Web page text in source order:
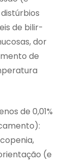
de bilir-
dor
de
de 0,01%
(e